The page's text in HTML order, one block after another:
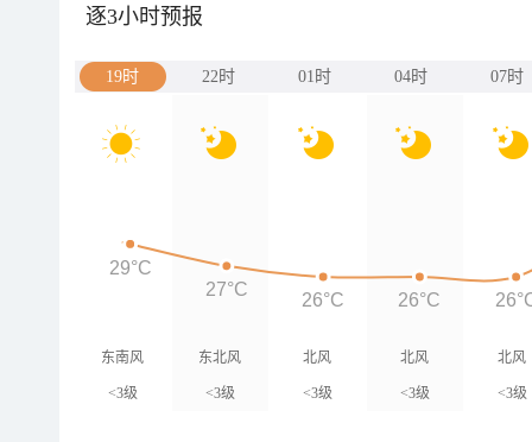
逐3小时预报
19时 22时 01时 04时 07时
东南风
<3级
东北风
<3级
北风
<3级
北风
<3级
北风
<3级
29°C
27°C
26°C 26°C